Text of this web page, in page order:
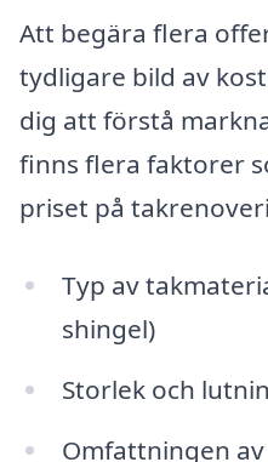
Att begära flera
tydligare bild av
dig att förstå
finns flera faktorer
priset på
Typ av
shingel)
Storlek och
Omfattningen